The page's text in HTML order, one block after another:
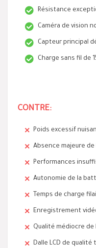
Résistance
Caméra de vision
Capteur principal
Charge sans fil de
CONTRE:
Poids excessif
Absence majeure
Performances
Autonomie de la
Temps de charge
Enregistrement
Qualité médiocre de
Dalle LCD de